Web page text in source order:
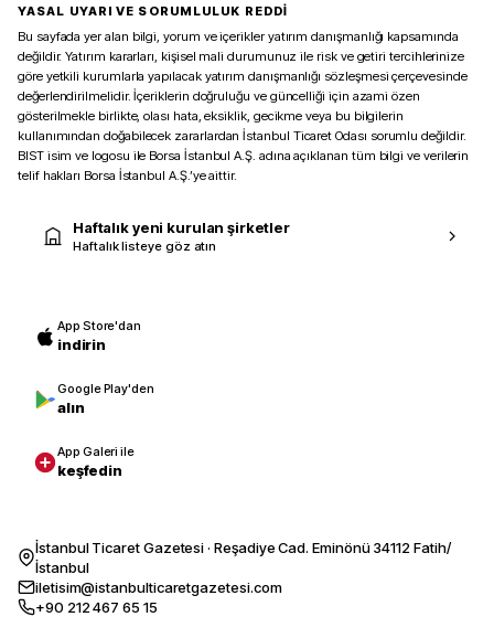
YASAL UYARI VE SORUMLULUK REDDİ
Bu sayfada yer alan bilgi, yorum ve içerikler yatırım danışmanlığı kapsamında
değildir. Yatırım kararları, kişisel mali durumunuz ile risk ve getiri tercihlerinize
göre yetkili kurumlarla yapılacak yatırım danışmanlığı sözleşmesi çerçevesinde
değerlendirilmelidir. İçeriklerin doğruluğu ve güncelliği için azami özen
gösterilmekle birlikte, olası hata, eksiklik, gecikme veya bu bilgilerin
kullanımından doğabilecek zararlardan İstanbul Ticaret Odası sorumlu değildir.
BIST isim ve logosu ile Borsa İstanbul A.Ş. adına açıklanan tüm bilgi ve verilerin
telif hakları Borsa İstanbul A.Ş.’ye aittir.
Haftalık yeni kurulan şirketler
Haftalık listeye göz atın
App Store'dan
indirin
Google Play'den
alın
App Galeri ile
keşfedin
İstanbul Ticaret Gazetesi · Reşadiye Cad. Eminönü 34112 Fatih/
İstanbul
iletisim@istanbulticaretgazetesi.com
+90 212 467 65 15